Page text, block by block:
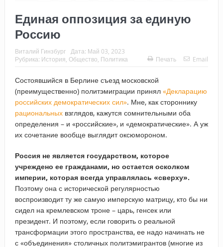
Единая оппозиция за единую
Россию
Виталий Гинзбург Дата: Май 03, 2023
Рубрика: История Общество Политика Печать Email
Состоявшийся в Берлине съезд московской
(преимущественно) политэмиграции принял «Декларацию
российских демократических сил». Мне, как стороннику
рациональныхвзглядов, кажутся сомнительными оба
определения – и «российские», и «демократические». А уж
их сочетание вообще выглядит оксюмороном.
Россия не является государством, которое
учреждено ее гражданами, но остается осколком
империи, которая всегда управлялась «сверху».
Поэтому она с исторической регулярностью
воспроизводит ту же самую имперскую матрицу, кто бы ни
сидел на кремлевском троне – царь, генсек или
президент. И поэтому, если говорить о реальной
трансформации этого пространства, ее надо начинать не
с «объединения» столичных политэмигрантов (многие из